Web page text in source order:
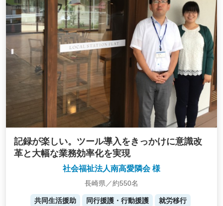
記録が楽しい。ツール導入をきっかけに意識改
革と大幅な業務効率化を実現
社会福祉法人南高愛隣会 様
長崎県／約550名
共同生活援助 同行援護・行動援護
就労移行